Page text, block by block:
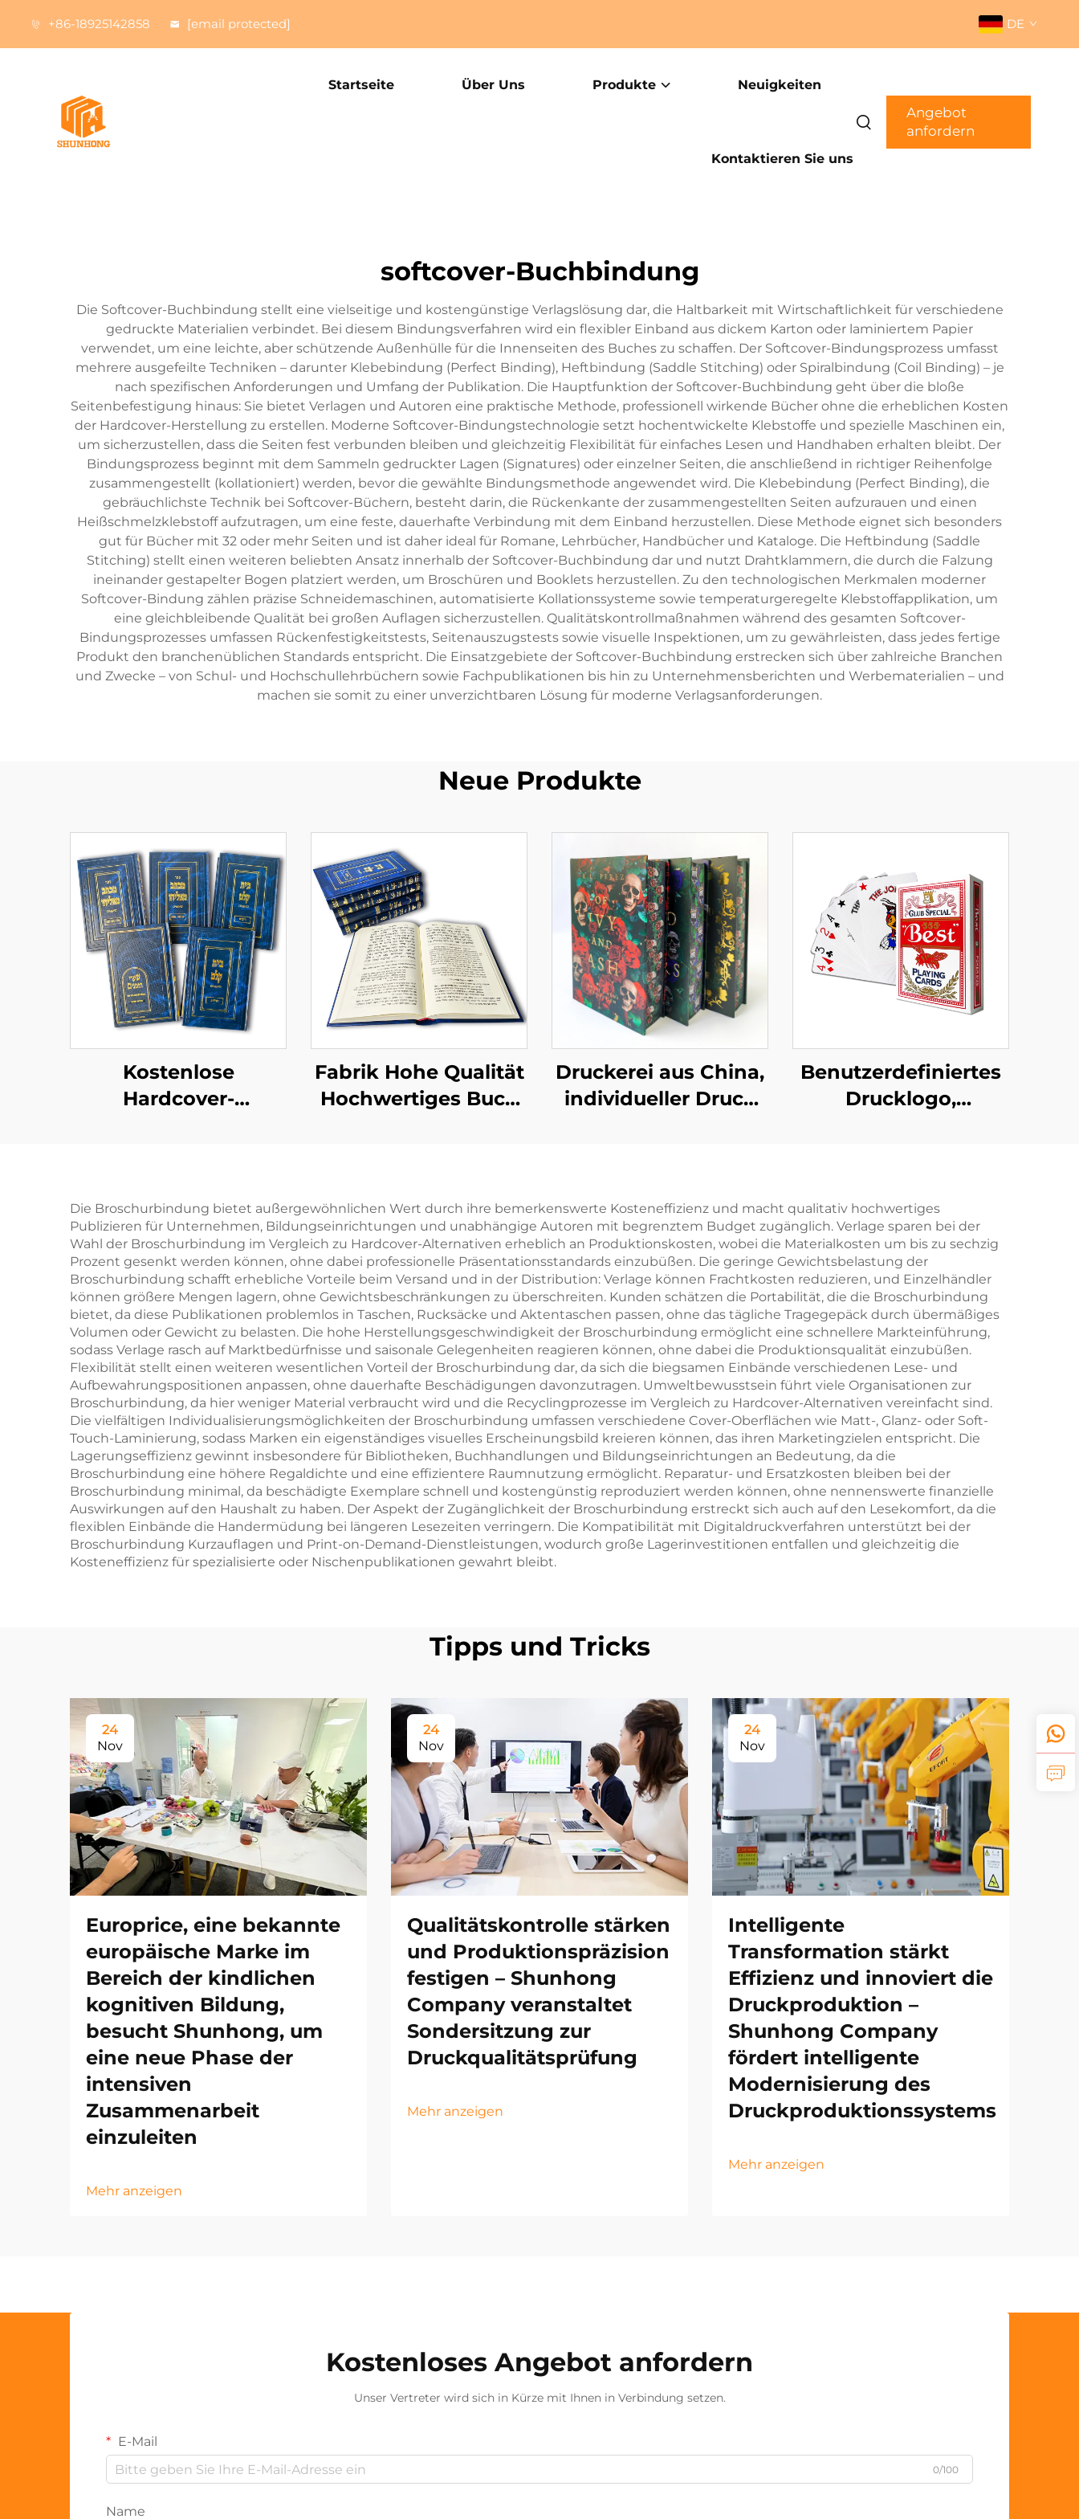
+86-18925142858 [email protected] DE
Startseite Über Uns Produkte Neuigkeiten
Kontaktieren Sie uns
Angebot
anfordern
softcover-Buchbindung
Die Softcover-Buchbindung stellt eine vielseitige und kostengünstige Verlagslösung dar, die Haltbarkeit mit Wirtschaftlichkeit für verschiedene
gedruckte Materialien verbindet. Bei diesem Bindungsverfahren wird ein flexibler Einband aus dickem Karton oder laminiertem Papier
verwendet, um eine leichte, aber schützende Außenhülle für die Innenseiten des Buches zu schaffen. Der Softcover-Bindungsprozess umfasst
mehrere ausgefeilte Techniken – darunter Klebebindung (Perfect Binding), Heftbindung (Saddle Stitching) oder Spiralbindung (Coil Binding) – je
nach spezifischen Anforderungen und Umfang der Publikation. Die Hauptfunktion der Softcover-Buchbindung geht über die bloße
Seitenbefestigung hinaus: Sie bietet Verlagen und Autoren eine praktische Methode, professionell wirkende Bücher ohne die erheblichen Kosten
der Hardcover-Herstellung zu erstellen. Moderne Softcover-Bindungstechnologie setzt hochentwickelte Klebstoffe und spezielle Maschinen ein,
um sicherzustellen, dass die Seiten fest verbunden bleiben und gleichzeitig Flexibilität für einfaches Lesen und Handhaben erhalten bleibt. Der
Bindungsprozess beginnt mit dem Sammeln gedruckter Lagen (Signatures) oder einzelner Seiten, die anschließend in richtiger Reihenfolge
zusammengestellt (kollationiert) werden, bevor die gewählte Bindungsmethode angewendet wird. Die Klebebindung (Perfect Binding), die
gebräuchlichste Technik bei Softcover-Büchern, besteht darin, die Rückenkante der zusammengestellten Seiten aufzurauen und einen
Heißschmelzklebstoff aufzutragen, um eine feste, dauerhafte Verbindung mit dem Einband herzustellen. Diese Methode eignet sich besonders
gut für Bücher mit 32 oder mehr Seiten und ist daher ideal für Romane, Lehrbücher, Handbücher und Kataloge. Die Heftbindung (Saddle
Stitching) stellt einen weiteren beliebten Ansatz innerhalb der Softcover-Buchbindung dar und nutzt Drahtklammern, die durch die Falzung
ineinander gestapelter Bogen platziert werden, um Broschüren und Booklets herzustellen. Zu den technologischen Merkmalen moderner
Softcover-Bindung zählen präzise Schneidemaschinen, automatisierte Kollationssysteme sowie temperaturgeregelte Klebstoffapplikation, um
eine gleichbleibende Qualität bei großen Auflagen sicherzustellen. Qualitätskontrollmaßnahmen während des gesamten Softcover-
Bindungsprozesses umfassen Rückenfestigkeitstests, Seitenauszugstests sowie visuelle Inspektionen, um zu gewährleisten, dass jedes fertige
Produkt den branchenüblichen Standards entspricht. Die Einsatzgebiete der Softcover-Buchbindung erstrecken sich über zahlreiche Branchen
und Zwecke – von Schul- und Hochschullehrbüchern sowie Fachpublikationen bis hin zu Unternehmensberichten und Werbematerialien – und
machen sie somit zu einer unverzichtbaren Lösung für moderne Verlagsanforderungen.
Neue Produkte
Kostenlose
Hardcover-
Buchdruck
Kundenspezifischer
Hardcover-Buch-Set-
Druck
Fabrik Hohe Qualität
Hochwertiges Buch
Hardcover-
Buchdruck
Druckerei aus China,
individueller Druck
Kanten,
umweltfreundlicher
Druck mit
Schutzumschlag
Benutzerdefiniertes
Drucklogo,
Pokerset, Spielkarte
mit Schachtel
Die Broschurbindung bietet außergewöhnlichen Wert durch ihre bemerkenswerte Kosteneffizienz und macht qualitativ hochwertiges
Publizieren für Unternehmen, Bildungseinrichtungen und unabhängige Autoren mit begrenztem Budget zugänglich. Verlage sparen bei der
Wahl der Broschurbindung im Vergleich zu Hardcover-Alternativen erheblich an Produktionskosten, wobei die Materialkosten um bis zu sechzig
Prozent gesenkt werden können, ohne dabei professionelle Präsentationsstandards einzubüßen. Die geringe Gewichtsbelastung der
Broschurbindung schafft erhebliche Vorteile beim Versand und in der Distribution: Verlage können Frachtkosten reduzieren, und Einzelhändler
können größere Mengen lagern, ohne Gewichtsbeschränkungen zu überschreiten. Kunden schätzen die Portabilität, die die Broschurbindung
bietet, da diese Publikationen problemlos in Taschen, Rucksäcke und Aktentaschen passen, ohne das tägliche Tragegepäck durch übermäßiges
Volumen oder Gewicht zu belasten. Die hohe Herstellungsgeschwindigkeit der Broschurbindung ermöglicht eine schnellere Markteinführung,
sodass Verlage rasch auf Marktbedürfnisse und saisonale Gelegenheiten reagieren können, ohne dabei die Produktionsqualität einzubüßen.
Flexibilität stellt einen weiteren wesentlichen Vorteil der Broschurbindung dar, da sich die biegsamen Einbände verschiedenen Lese- und
Aufbewahrungspositionen anpassen, ohne dauerhafte Beschädigungen davonzutragen. Umweltbewusstsein führt viele Organisationen zur
Broschurbindung, da hier weniger Material verbraucht wird und die Recyclingprozesse im Vergleich zu Hardcover-Alternativen vereinfacht sind.
Die vielfältigen Individualisierungsmöglichkeiten der Broschurbindung umfassen verschiedene Cover-Oberflächen wie Matt-, Glanz- oder Soft-
Touch-Laminierung, sodass Marken ein eigenständiges visuelles Erscheinungsbild kreieren können, das ihren Marketingzielen entspricht. Die
Lagerungseffizienz gewinnt insbesondere für Bibliotheken, Buchhandlungen und Bildungseinrichtungen an Bedeutung, da die
Broschurbindung eine höhere Regaldichte und eine effizientere Raumnutzung ermöglicht. Reparatur- und Ersatzkosten bleiben bei der
Broschurbindung minimal, da beschädigte Exemplare schnell und kostengünstig reproduziert werden können, ohne nennenswerte finanzielle
Auswirkungen auf den Haushalt zu haben. Der Aspekt der Zugänglichkeit der Broschurbindung erstreckt sich auch auf den Lesekomfort, da die
flexiblen Einbände die Handermüdung bei längeren Lesezeiten verringern. Die Kompatibilität mit Digitaldruckverfahren unterstützt bei der
Broschurbindung Kurzauflagen und Print-on-Demand-Dienstleistungen, wodurch große Lagerinvestitionen entfallen und gleichzeitig die
Kosteneffizienz für spezialisierte oder Nischenpublikationen gewahrt bleibt.
Tipps und Tricks
24
Nov
Europrice, eine bekannte
europäische Marke im
Bereich der kindlichen
kognitiven Bildung,
besucht Shunhong, um
eine neue Phase der
intensiven
Zusammenarbeit
einzuleiten
Mehr anzeigen
24
Nov
Qualitätskontrolle stärken
und Produktionspräzision
festigen – Shunhong
Company veranstaltet
Sondersitzung zur
Druckqualitätsprüfung
Mehr anzeigen
24
Nov
Intelligente
Transformation stärkt
Effizienz und innoviert die
Druckproduktion –
Shunhong Company
fördert intelligente
Modernisierung des
Druckproduktionssystems
Mehr anzeigen
Kostenloses Angebot anfordern
Unser Vertreter wird sich in Kürze mit Ihnen in Verbindung setzen.
E-Mail
0/100
Name